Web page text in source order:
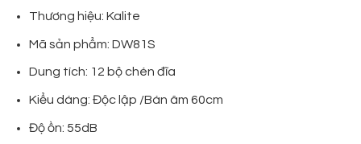
Thương hiệu: Kalite
Mã sản phẩm: DW81S
Dung tích: 12 bộ chén đĩa
Kiểu dáng: Độc lập /Bán âm 60cm
Độ ồn: 55dB